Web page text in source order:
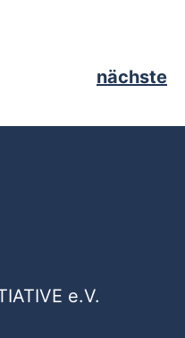
nächste
e.V.